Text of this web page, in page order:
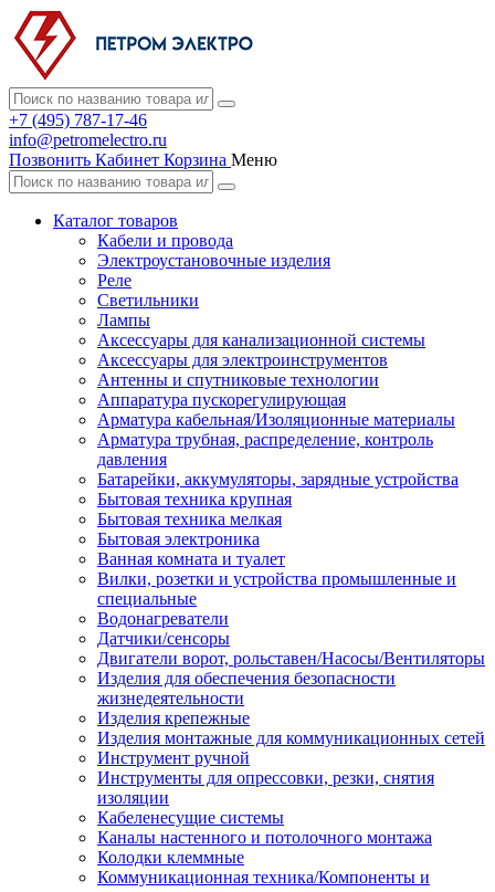
+7 (495) 787-17-46
info@petromelectro.ru
Позвонить Кабинет Корзина Меню
Каталог товаров
Кабели и провода
Электроустановочные изделия
Реле
Светильники
Лампы
Аксессуары для канализационной системы
Аксессуары для электроинструментов
Антенны и спутниковые технологии
Аппаратура пускорегулирующая
Арматура кабельная/Изоляционные материалы
Арматура трубная, распределение, контроль
давления
Батарейки, аккумуляторы, зарядные устройства
Бытовая техника крупная
Бытовая техника мелкая
Бытовая электроника
Ванная комната и туалет
Вилки, розетки и устройства промышленные и
специальные
Водонагреватели
Датчики/сенсоры
Двигатели ворот, рольставен/Насосы/Вентиляторы
Изделия для обеспечения безопасности
жизнедеятельности
Изделия крепежные
Изделия монтажные для коммуникационных сетей
Инструмент ручной
Инструменты для опрессовки, резки, снятия
изоляции
Кабеленесущие системы
Каналы настенного и потолочного монтажа
Колодки клеммные
Коммуникационная техника/Компоненты и